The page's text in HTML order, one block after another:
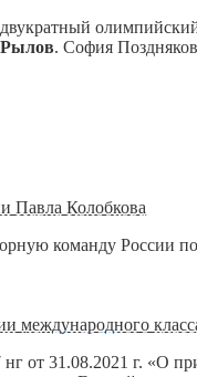
. София
Павла Колобкова
команду России
международного
от 31.08.2021 г. «О